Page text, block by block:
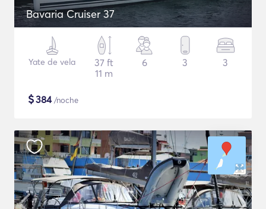
Bavaria Cruiser 37
Yate de vela
37 ft
11 m
6 3 3
$384/noche